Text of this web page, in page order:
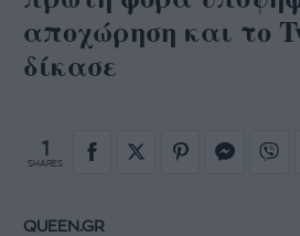
αποχώρηση και το
δίκασε
1
SHARES
QUEEN.GR